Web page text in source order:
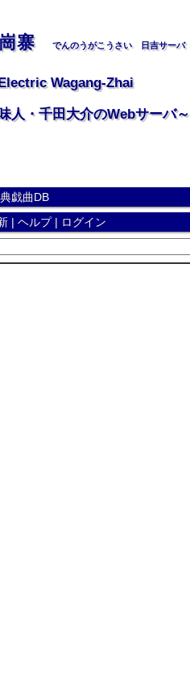
崗寨 でんのうがこうさい 日吉サーバ
Wagang-Zhai
人・千田大介のWebサーバ～
戯曲DB
| ヘルプ| ログイン